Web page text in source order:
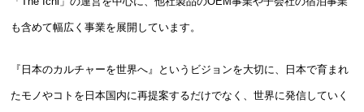
も含めて幅広く事業を展開しています。
『日本のカルチャーを世界へ』というビジョンを大切に、日本で育まれ
たモノやコトを日本国内に再提案するだけでなく、世界に発信していく